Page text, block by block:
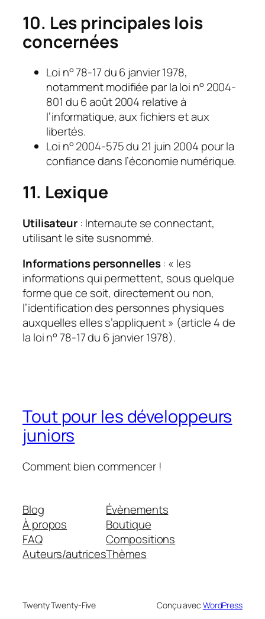
10. Les principales lois
concernées
Loi n° 78-17 du 6 janvier 1978,
notamment modifiée par la loi n° 2004-
801 du 6 août 2004 relative à
l’informatique, aux fichiers et aux
libertés.
Loi n° 2004-575 du 21 juin 2004 pour la
confiance dans l’économie numérique.
11. Lexique
Utilisateur: Internaute se connectant,
utilisant le site susnommé.
Informations personnelles: « les
informations qui permettent, sous quelque
forme que ce soit, directement ou non,
l’identification des personnes physiques
auxquelles elles s’appliquent » (article 4 de
la loi n° 78-17 du 6 janvier 1978).
Tout pour les développeurs
juniors
Comment bien commencer !
Blog
À propos
FAQ
Auteurs/autrices
Évènements
Boutique
Compositions
Thèmes
Twenty Twenty-Five Conçu avec WordPress